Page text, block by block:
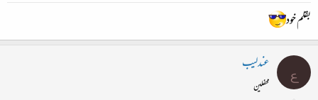
بقلم خود
ع عندلیب
محفلین